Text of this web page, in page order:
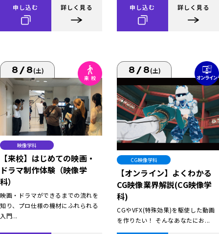
申し込む 詳しく見る 申し込む 詳しく見る
8/8(土)
映像学科
【来校】はじめての映画・
ドラマ制作体験（映像学
科）
映画・ドラマができるまでの流れを
知り、プロ仕様の機材にふれられる
入門...
8/8(土)
CG映像学科
【オンライン】よくわかる
CG映像業界解説(CG映像学
科)
CGやVFX(特殊効果)を駆使した動画
を作りたい！ そんなあなたにお...